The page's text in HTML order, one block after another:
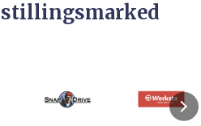
stillingsmarked